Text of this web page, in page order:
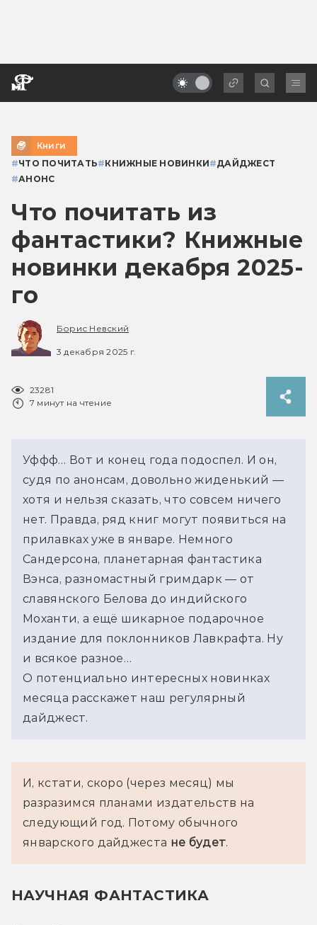
Книги
#ЧТО ПОЧИТАТЬ#КНИЖНЫЕ НОВИНКИ#ДАЙДЖЕСТ
#АНОНС
Что почитать из
фантастики? Книжные
новинки декабря 2025-
го
Борис Невский
3 декабря 2025 г.
23281
7 минут на чтение
Уффф… Вот и конец года подоспел. И он,
судя по анонсам, довольно жиденький —
хотя и нельзя сказать, что совсем ничего
нет. Правда, ряд книг могут появиться на
прилавках уже в январе. Немного
Сандерсона, планетарная фантастика
Вэнса, разномастный гримдарк — от
славянского Белова до индийского
Моханти, а ещё шикарное подарочное
издание для поклонников Лавкрафта. Ну
и всякое разное…
О потенциально интересных новинках
месяца расскажет наш регулярный
дайджест.
И, кстати, скоро (через месяц) мы
разразимся планами издательств на
следующий год. Потому обычного
январского дайджеста не будет.
НАУЧНАЯ ФАНТАСТИКА